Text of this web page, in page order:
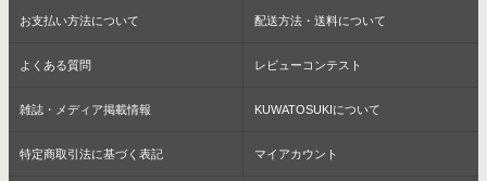
お支払い方法について 配送方法・送料について
よくある質問 レビューコンテスト
雑誌・メディア掲載情報 KUWATOSUKIについて
特定商取引法に基づく表記 マイアカウント